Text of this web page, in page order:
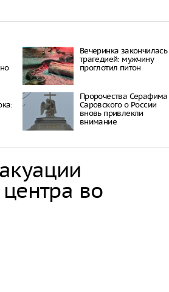
Вечеринка закончилась
трагедией: мужчину
проглотил питон
Пророчества Серафима
Саровского о России
вновь привлекли
внимание
центра во